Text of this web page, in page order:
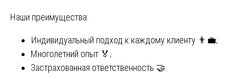
Наши преимущества:
Индивидуальный подход к каждому клиенту 👨‍💼;
Многолетний опыт 🏅;
Застрахованная ответственность 🤝.